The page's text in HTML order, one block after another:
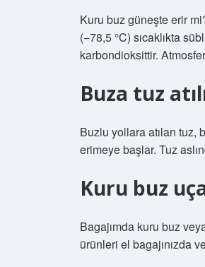
Kuru buz güneşte erir
(−78,5 °C) sıcaklıkta
karbondioksittir.
Buza tuz
Buzlu yollara atılan tuz,
erimeye başlar. Tuz
Kuru buz
Bagajımda kuru buz
ürünleri el bagajınızda